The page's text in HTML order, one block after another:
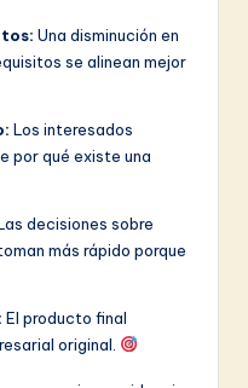
Una disminución en
se alinean mejor
Los interesados
por qué existe una
decisiones sobre
más rápido porque
El producto final
original.